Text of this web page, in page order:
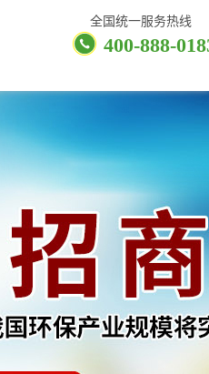
全国统一服务热线
400-888-